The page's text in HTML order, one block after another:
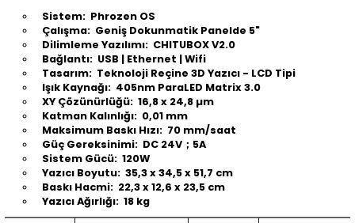
Sistem: Phrozen OS
Çalışma: Geniş Dokunmatik Panelde 5"
Dilimleme Yazılımı: CHITUBOX V2.0
Bağlantı: USB | Ethernet | Wifi
Tasarım: Teknoloji Reçine 3D Yazıcı - LCD Tipi
Işık Kaynağı: 405nm ParaLED Matrix 3.0
XY Çözünürlüğü: 16,8 x 24,8 µm
Katman Kalınlığı: 0,01 mm
Maksimum Baskı Hızı: 70 mm/saat
Güç Gereksinimi: DC 24V；5A
Sistem Gücü: 120W
Yazıcı Boyutu: 35,3 x 34,5 x 51,7 cm
Baskı Hacmi: 22,3 x 12,6 x 23,5 cm
Yazıcı Ağırlığı: 18 kg